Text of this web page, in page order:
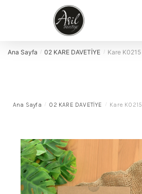
Ana Sayfa / 02 KARE DAVETİYE / Kare K0215
Ana Sayfa / 02 KARE DAVETİYE / Kare K0215